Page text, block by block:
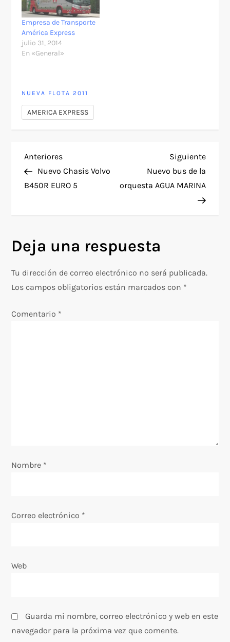
Empresa de Transporte
América Express
julio 31, 2014
En «General»
NUEVA FLOTA 2011
AMERICA EXPRESS
N
a
g
a
n
r
d
s
Entrada
anterior
Anteriores
Nuevo Chasis Volvo
B450R EURO 5
Siguiente
Nuevo bus de la
orquesta AGUA MARINA
Deja una respuesta
Tu dirección de correo electrónico no será publicada.
Los campos obligatorios están marcados con *
Comentario *
Nombre *
Correo electrónico *
Web
Guarda mi nombre, correo electrónico y web en este
navegador para la próxima vez que comente.